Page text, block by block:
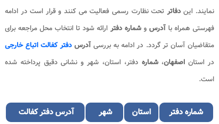
نمایند. ایندفاتر تحت نظارت رسمی فعالیت می کنند و قرار است در ادامه
فهرستی همراه باآدرسوشماره دفتر ارائه شود تا انتخاب محل مراجعه برای
متقاضیان آسان تر گردد. در ادامه به بررسیآدرس دفتر کفالت اتباع خارجی
در استان اصفهان،شمارهدفتر، استان، شهر و نشانی دقیق پرداخته شده
است.
شماره دفتر استان شهر آدرس دفتر کفالت